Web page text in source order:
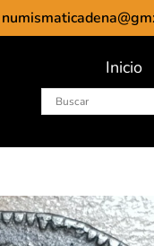
Inicio